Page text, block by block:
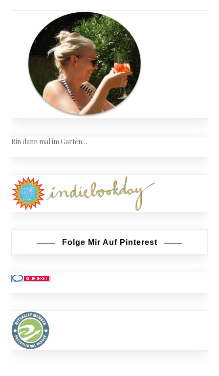
Bin dann mal im Garten…
Folge Mir Auf Pinterest